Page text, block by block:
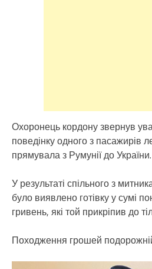
Охоронець кордону звернув
поведінку одного з пасажирів
прямувала з Румунії до України.
У результаті спільного з
було виявлено готівку у сумі
гривень, які той прикріпив до
Походження грошей